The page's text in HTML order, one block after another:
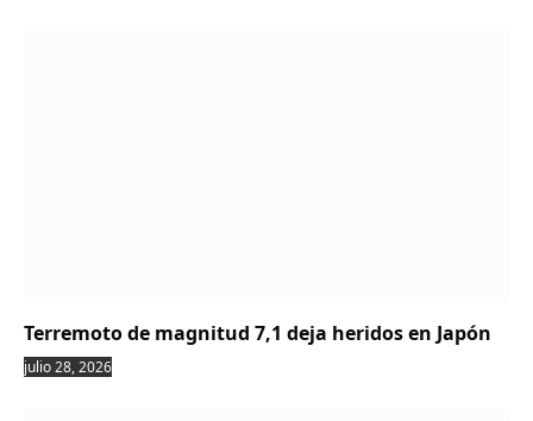
Terremoto de magnitud 7,1 deja heridos en Japón
julio 28, 2026